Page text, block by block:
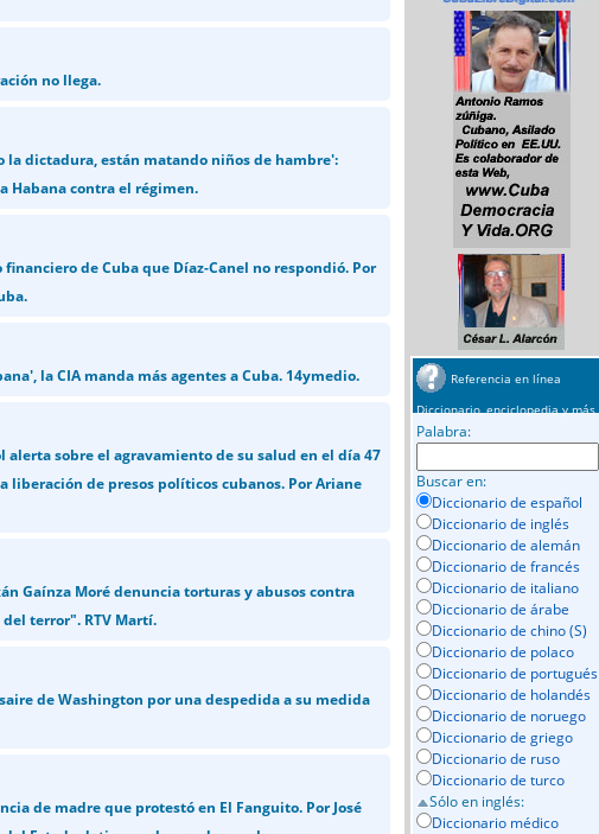
no llega.
la dictadura, están matando niños de hambre':
Habana contra el régimen.
de Cuba que Díaz-Canel no respondió. Por
la CIA manda más agentes a Cuba. 14ymedio.
alerta sobre el agravamiento de su salud en el día 47
liberación de presos políticos cubanos. Por Ariane
Gaínza Moré denuncia torturas y abusos contra
terror". RTV Martí.
de Washington por una despedida a su medida
de madre que protestó en El Fanguito. Por José
Referencia en línea
Diccionario, enciclopedia y más
Palabra:
Buscar en:
Diccionario de español
Diccionario de inglés
Diccionario de alemán
Diccionario de francés
Diccionario de italiano
Diccionario de árabe
Diccionario de chino (S)
Diccionario de polaco
Diccionario de portugués
Diccionario de holandés
Diccionario de noruego
Diccionario de griego
Diccionario de ruso
Diccionario de turco
Sólo en inglés:
Diccionario médico